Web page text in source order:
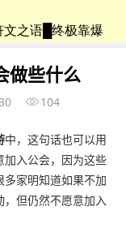
做些什么
104
中，这句话也可以用
入公会，因为这些
家明知道如果不加
，但仍然不愿意加入